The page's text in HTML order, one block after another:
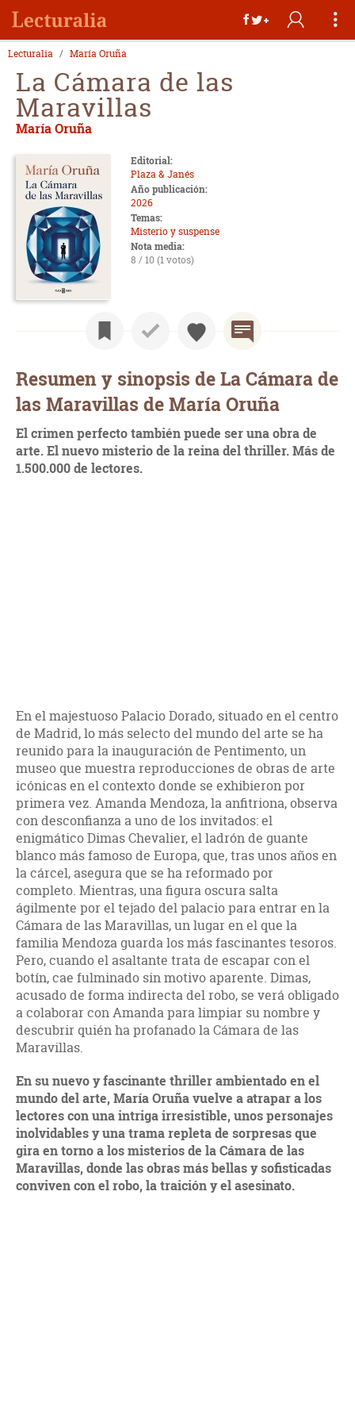
Lecturalia María Oruña
La Cámara de las
Maravillas
María Oruña
Editorial:
Plaza & Janés
Año publicación:
2026
Temas:
Misterio y suspense
Nota media:
8 / 10 (1 votos)
Resumen y sinopsis de La Cámara de
las Maravillas de María Oruña
El crimen perfecto también puede ser una obra de
arte.El nuevo misterio de la reina del thriller. Más de
1.500.000 de lectores.
En el majestuoso Palacio Dorado, situado en el centro
de Madrid, lo más selecto del mundo del arte se ha
reunido para la inauguración de Pentimento, un
museo que muestra reproducciones de obras de arte
icónicas en el contexto donde se exhibieron por
primera vez. Amanda Mendoza, la anfitriona, observa
con desconfianza a uno de los invitados: el
enigmático Dimas Chevalier, el ladrón de guante
blanco más famoso de Europa, que, tras unos años en
la cárcel, asegura que se ha reformado por
completo. Mientras, una figura oscura salta
ágilmente por el tejado del palacio para entrar en la
Cámara de las Maravillas, un lugar en el que la
familia Mendoza guarda los más fascinantes tesoros.
Pero, cuando el asaltante trata de escapar con el
botín, cae fulminado sin motivo aparente. Dimas,
acusado de forma indirecta del robo, se verá obligado
a colaborar con Amanda para limpiar su nombre y
descubrir quién ha profanado la Cámara de las
Maravillas.
En su nuevo y fascinante thriller ambientado en el
mundo del arte, María Oruña vuelve a atrapar a los
lectores con una intriga irresistible, unos personajes
inolvidables y una trama repleta de sorpresas que
gira en torno a los misterios de la Cámara de las
Maravillas, donde las obras más bellas y sofisticadas
conviven con el robo, la traición y el asesinato.